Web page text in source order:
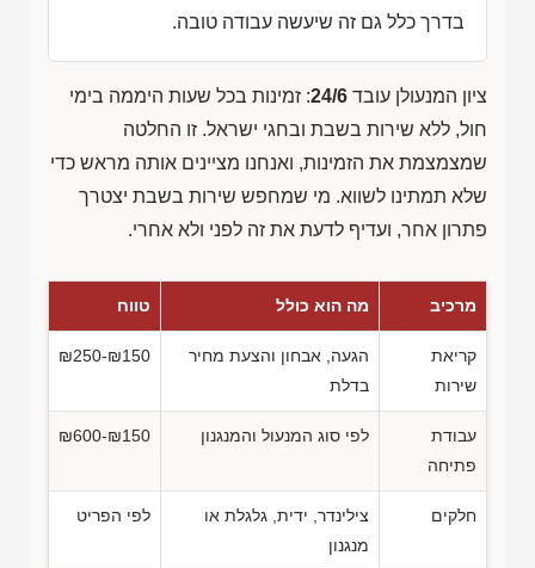
בדרך כלל גם זה שיעשה עבודה טובה.
ציון המנעולן עובד 24/6: זמינות בכל שעות היממה בימי
חול, ללא שירות בשבת ובחגי ישראל. זו החלטה
שמצמצמת את הזמינות, ואנחנו מציינים אותה מראש כדי
שלא תמתינו לשווא. מי שמחפש שירות בשבת יצטרך
פתרון אחר, ועדיף לדעת את זה לפני ולא אחרי.
מרכיב מה הוא כולל טווח
קריאת
שירות
הגעה, אבחון והצעת מחיר
בדלת
₪250-₪150
עבודת
פתיחה
לפי סוג המנעול והמנגנון ₪600-₪150
חלקים
צילינדר, ידית, גלגלת או
מנגנון
לפי הפריט